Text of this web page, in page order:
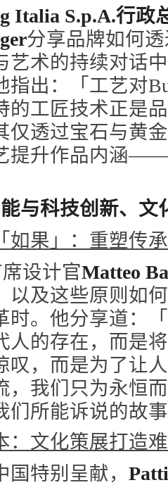
Italia S.p.A.行政
分享品牌如何
艺术的持续对话
指出：「工艺对
的工匠技术正是
仅透过宝石与黄
提升作品内涵
与科技创新、文
如果」：重塑传
设计官Matteo
以及这些原则如
时。他分享道：
的存在，而是
叹，而是为了让
，我们只为永恒
们所能诉说的故
：文化策展打造
特别呈献，